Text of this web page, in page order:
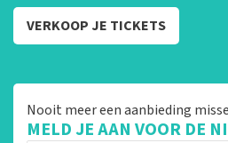
VERKOOP JE TICKETS
Nooit meer een aanbieding
MELD JE AAN VOOR DE